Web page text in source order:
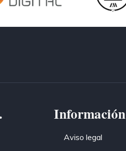
Información
Aviso legal